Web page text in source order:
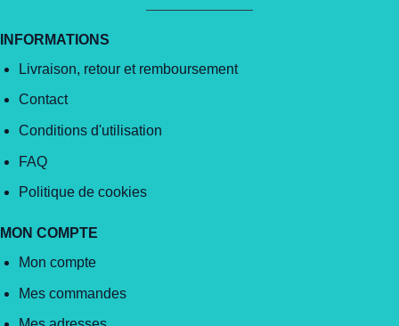
INFORMATIONS
Livraison, retour et remboursement
Contact
Conditions d'utilisation
FAQ
Politique de cookies
MON COMPTE
Mon compte
Mes commandes